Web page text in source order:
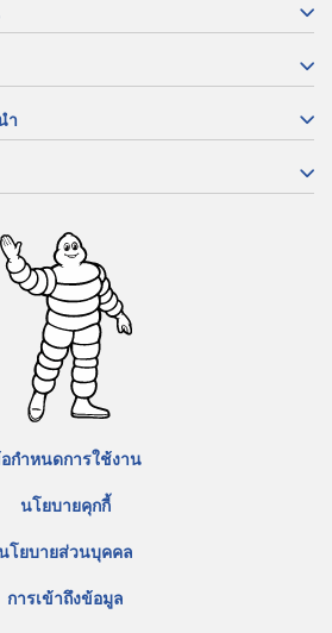
ำ
กำหนดการใช้งาน
นโยบายคุกกี้
โยบายส่วนบุคคล
การเข้าถึงข้อมูล